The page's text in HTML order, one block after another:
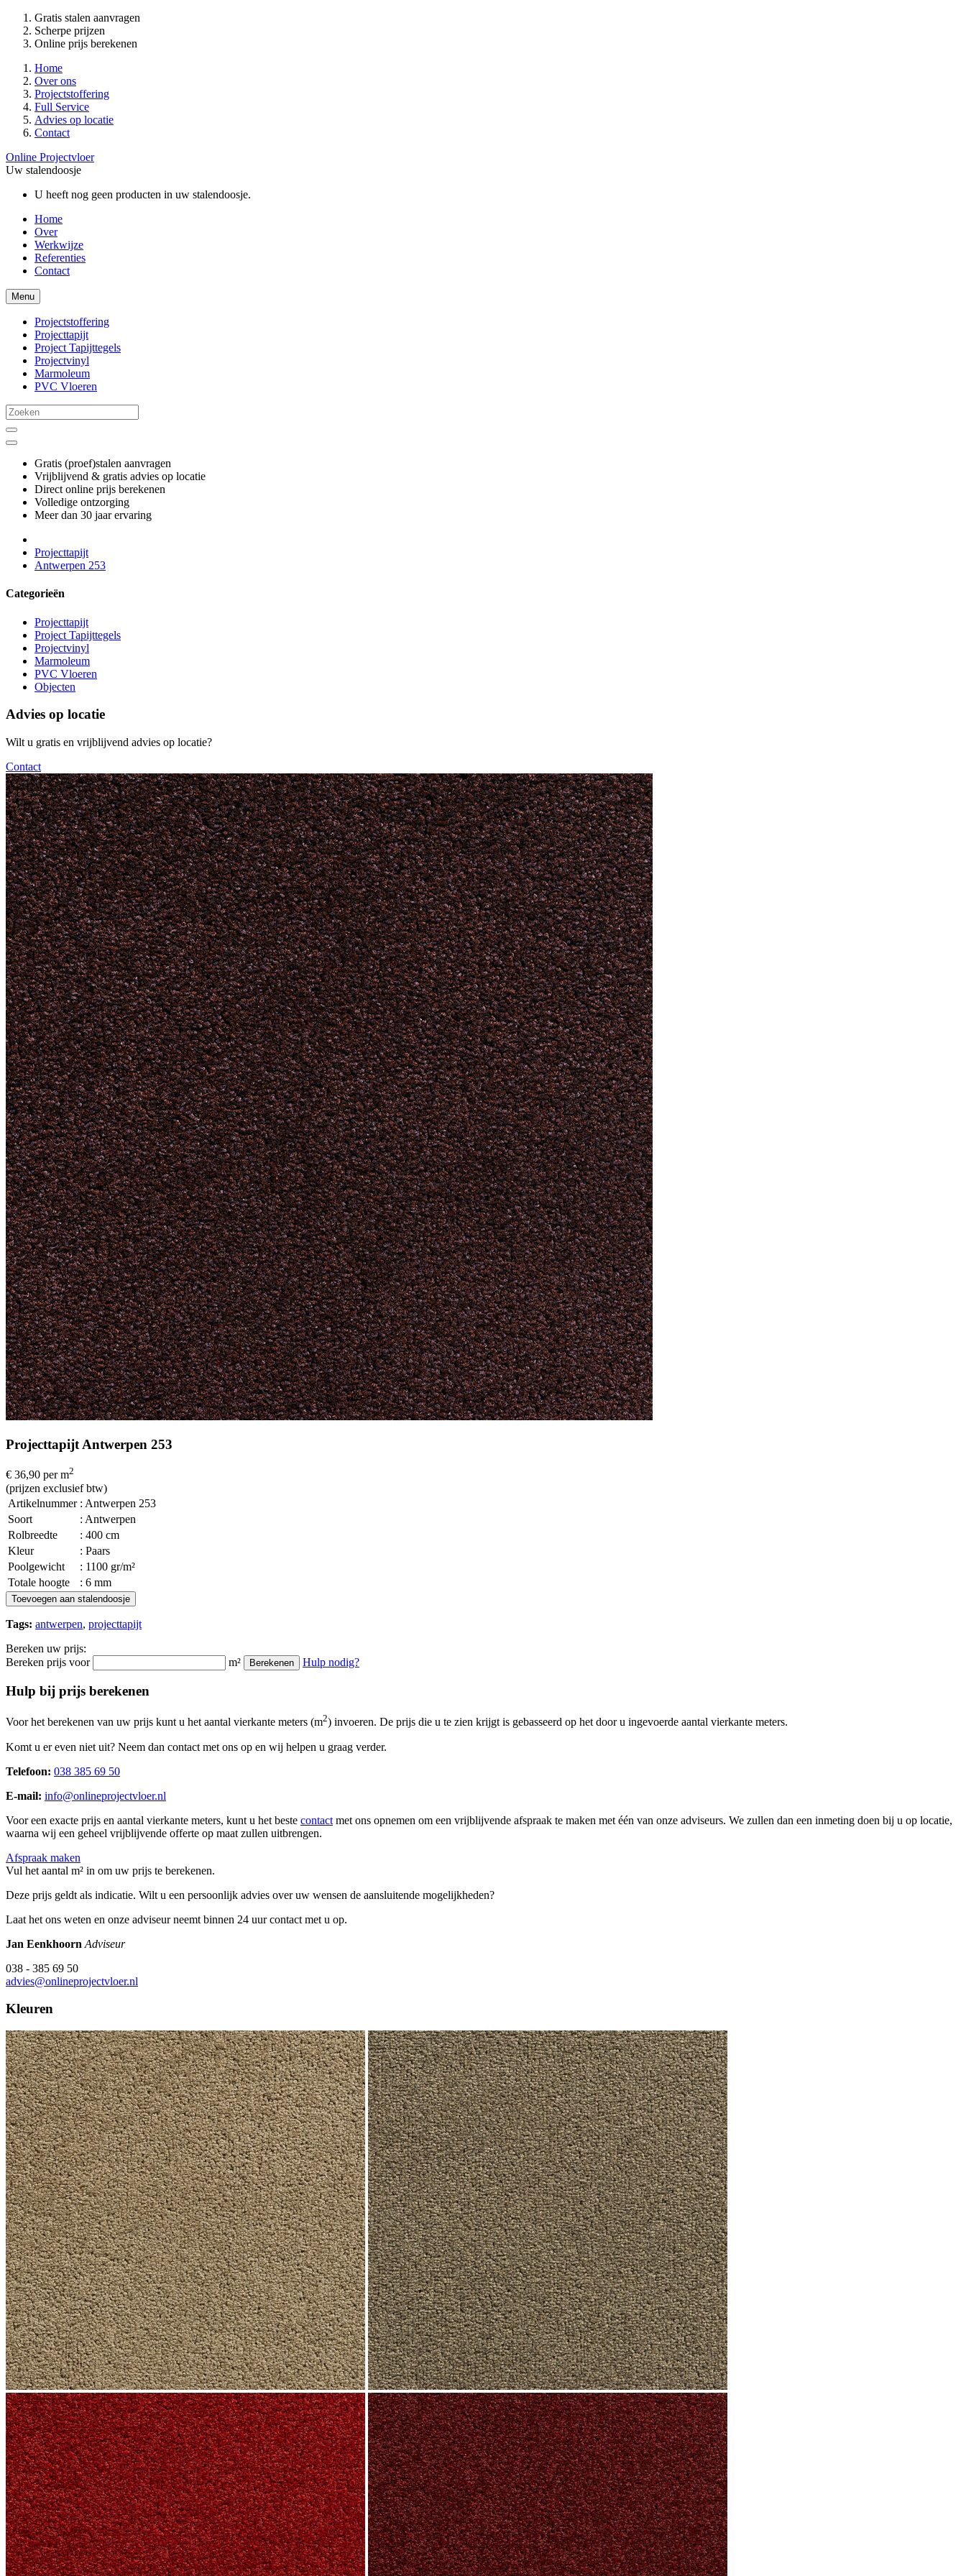
Gratis stalen aanvragen
Scherpe prijzen
Online prijs berekenen
Home
Over ons
Projectstoffering
Full Service
Advies op locatie
Contact
Online Projectvloer
Uw stalendoosje
U heeft nog geen producten in uw stalendoosje.
Home
Over
Werkwijze
Referenties
Contact
Menu
Projectstoffering
Projecttapijt
Project Tapijttegels
Projectvinyl
Marmoleum
PVC Vloeren
Gratis (proef)stalen aanvragen
Vrijblijvend & gratis advies op locatie
Direct online prijs berekenen
Volledige ontzorging
Meer dan 30 jaar ervaring
Projecttapijt
Antwerpen 253
Categorieën
Projecttapijt
Project Tapijttegels
Projectvinyl
Marmoleum
PVC Vloeren
Objecten
Advies op locatie
Wilt u gratis en vrijblijvend advies op locatie?
Contact
Projecttapijt Antwerpen 253
€ 36,90 per m2
(prijzen exclusief btw)
Artikelnummer : Antwerpen 253
Soort
: Antwerpen
Rolbreedte
: 400 cm
Kleur
: Paars
Poolgewicht
: 1100 gr/m²
Totale hoogte
: 6 mm
Toevoegen aan stalendoosje
Tags: antwerpen, projecttapijt
Bereken uw prijs:
Bereken prijs voor
m² Berekenen Hulp nodig?
Hulp bij prijs berekenen
Voor het berekenen van uw prijs kunt u het aantal vierkante meters (m2) invoeren. De prijs die u te zien krijgt is gebasseerd op het door u ingevoerde aantal vierkante meters.
Komt u er even niet uit? Neem dan contact met ons op en wij helpen u graag verder.
Telefoon: 038 385 69 50
E-mail: info@onlineprojectvloer.nl
Voor een exacte prijs en aantal vierkante meters, kunt u het beste contact met ons opnemen om een vrijblijvende afspraak te maken met één van onze adviseurs. We zullen dan een inmeting doen bij u op locatie,
waarna wij een geheel vrijblijvende offerte op maat zullen uitbrengen.
Afspraak maken
Vul het aantal m² in om uw prijs te berekenen.
Deze prijs geldt als indicatie. Wilt u een persoonlijk advies over uw wensen de aansluitende mogelijkheden?
Laat het ons weten en onze adviseur neemt binnen 24 uur contact met u op.
Jan Eenkhoorn Adviseur
038 - 385 69 50
advies@onlineprojectvloer.nl
Kleuren